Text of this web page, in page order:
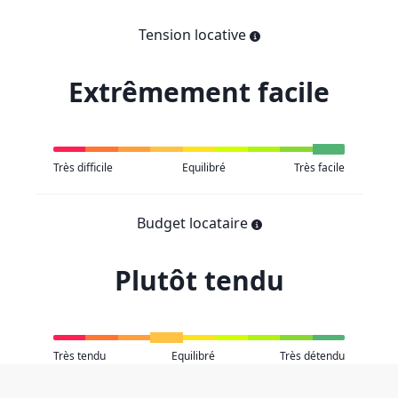
Tension locative
Extrêmement facile
Très difficile Equilibré Très facile
Budget locataire
Plutôt tendu
Très tendu Equilibré Très détendu